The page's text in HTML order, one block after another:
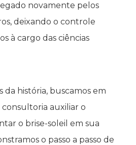
novamente pelos
deixando o controle
à cargo das ciências
da história, buscamos em
consultoria auxiliar o
o brise-soleil em sua
o passo a passo de